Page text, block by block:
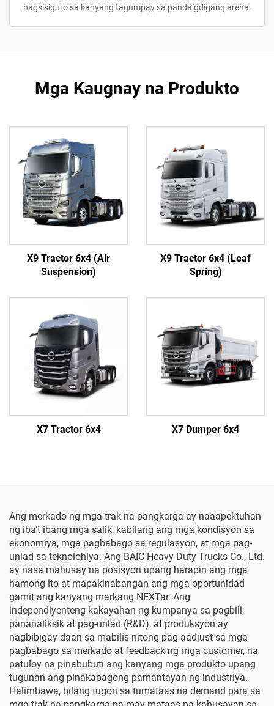
nagsisiguro sa kanyang tagumpay sa pandaigdigang arena.
Mga Kaugnay na Produkto
X9 Tractor 6x4 (Air
Suspension)
X9 Tractor 6x4 (Leaf
Spring)
X7 Tractor 6x4 X7 Dumper 6x4
Ang merkado ng mga trak na pangkarga ay naaapektuhan
ng iba't ibang mga salik, kabilang ang mga kondisyon sa
ekonomiya, mga pagbabago sa regulasyon, at mga pag-
unlad sa teknolohiya. Ang BAIC Heavy Duty Trucks Co., Ltd.
ay nasa mahusay na posisyon upang harapin ang mga
hamong ito at mapakinabangan ang mga oportunidad
gamit ang kanyang markang NEXTar. Ang
independiyenteng kakayahan ng kumpanya sa pagbili,
pananaliksik at pag-unlad (R&D), at produksyon ay
nagbibigay-daan sa mabilis nitong pag-aadjust sa mga
pagbabago sa merkado at feedback ng mga customer, na
patuloy na pinabubuti ang kanyang mga produkto upang
tugunan ang pinakabagong pamantayan ng industriya.
Halimbawa, bilang tugon sa tumataas na demand para sa